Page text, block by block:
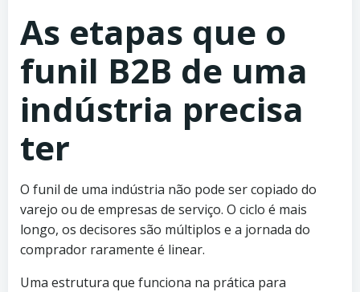
As etapas que o
funil B2B de uma
indústria precisa
ter
O funil de uma indústria não pode ser copiado do
varejo ou de empresas de serviço. O ciclo é mais
longo, os decisores são múltiplos e a jornada do
comprador raramente é linear.
Uma estrutura que funciona na prática para